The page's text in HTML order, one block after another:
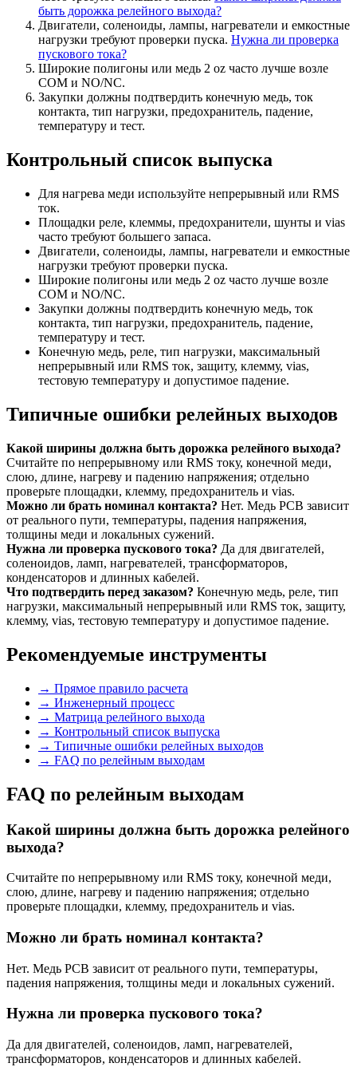
быть дорожка релейного выхода?
Двигатели, соленоиды, лампы, нагреватели и емкостные
нагрузки требуют проверки пуска. Нужна ли проверка
пускового тока?
Широкие полигоны или медь 2 oz часто лучше возле
COM и NO/NC.
Закупки должны подтвердить конечную медь, ток
контакта, тип нагрузки, предохранитель, падение,
температуру и тест.
Контрольный список выпуска
Для нагрева меди используйте непрерывный или RMS
ток.
Площадки реле, клеммы, предохранители, шунты и vias
часто требуют большего запаса.
Двигатели, соленоиды, лампы, нагреватели и емкостные
нагрузки требуют проверки пуска.
Широкие полигоны или медь 2 oz часто лучше возле
COM и NO/NC.
Закупки должны подтвердить конечную медь, ток
контакта, тип нагрузки, предохранитель, падение,
температуру и тест.
Конечную медь, реле, тип нагрузки, максимальный
непрерывный или RMS ток, защиту, клемму, vias,
тестовую температуру и допустимое падение.
Типичные ошибки релейных выходов
Какой ширины должна быть дорожка релейного выхода?
Считайте по непрерывному или RMS току, конечной меди,
слою, длине, нагреву и падению напряжения; отдельно
проверьте площадки, клемму, предохранитель и vias.
Можно ли брать номинал контакта? Нет. Медь PCB зависит
от реального пути, температуры, падения напряжения,
толщины меди и локальных сужений.
Нужна ли проверка пускового тока? Да для двигателей,
соленоидов, ламп, нагревателей, трансформаторов,
конденсаторов и длинных кабелей.
Что подтвердить перед заказом? Конечную медь, реле, тип
нагрузки, максимальный непрерывный или RMS ток, защиту,
клемму, vias, тестовую температуру и допустимое падение.
Рекомендуемые инструменты
→ Прямое правило расчета
→ Инженерный процесс
→ Матрица релейного выхода
→ Контрольный список выпуска
→ Типичные ошибки релейных выходов
→ FAQ по релейным выходам
FAQ по релейным выходам
Какой ширины должна быть дорожка релейного
выхода?
Считайте по непрерывному или RMS току, конечной меди,
слою, длине, нагреву и падению напряжения; отдельно
проверьте площадки, клемму, предохранитель и vias.
Можно ли брать номинал контакта?
Нет. Медь PCB зависит от реального пути, температуры,
падения напряжения, толщины меди и локальных сужений.
Нужна ли проверка пускового тока?
Да для двигателей, соленоидов, ламп, нагревателей,
трансформаторов, конденсаторов и длинных кабелей.